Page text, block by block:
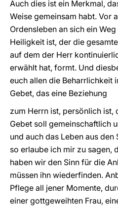
Auch dies ist ein Merkmal,
Weise gemeinsam habt. Vor
Ordensleben an sich ein
Heiligkeit ist, der die
auf dem der Herr
erwählt hat, formt. Und
euch allen die Beharrlichkeit
Gebet, das eine Beziehung
zum Herrn ist, persönlich ist,
Gebet soll gemeinschaftlich
und auch das Leben aus den
so erlaube ich mir zu sagen,
haben wir den Sinn für die
müssen ihn wiederfinden.
Pflege all jener Momente,
einer gottgeweihten Frau,